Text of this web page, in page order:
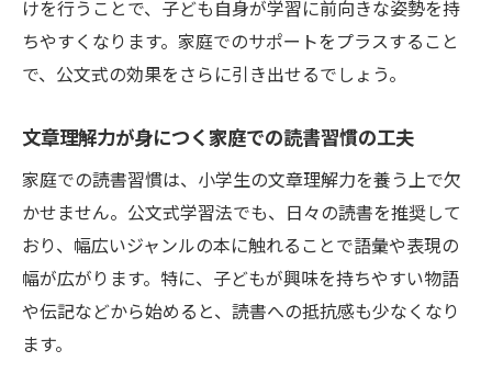
けを行うことで、子ども自身が学習に前向きな姿勢を持
ちやすくなります。家庭でのサポートをプラスすること
で、公文式の効果をさらに引き出せるでしょう。
文章理解力が身につく家庭での読書習慣の工夫
家庭での読書習慣は、小学生の文章理解力を養う上で欠
かせません。公文式学習法でも、日々の読書を推奨して
おり、幅広いジャンルの本に触れることで語彙や表現の
幅が広がります。特に、子どもが興味を持ちやすい物語
や伝記などから始めると、読書への抵抗感も少なくなり
ます。